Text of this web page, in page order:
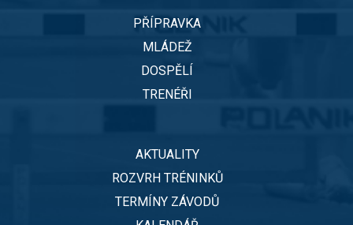
PŘÍPRAVKA
MLÁDEŽ
DOSPĚLÍ
TRENÉŘI
AKTUALITY
ROZVRH TRÉNINKŮ
TERMÍNY ZÁVODŮ